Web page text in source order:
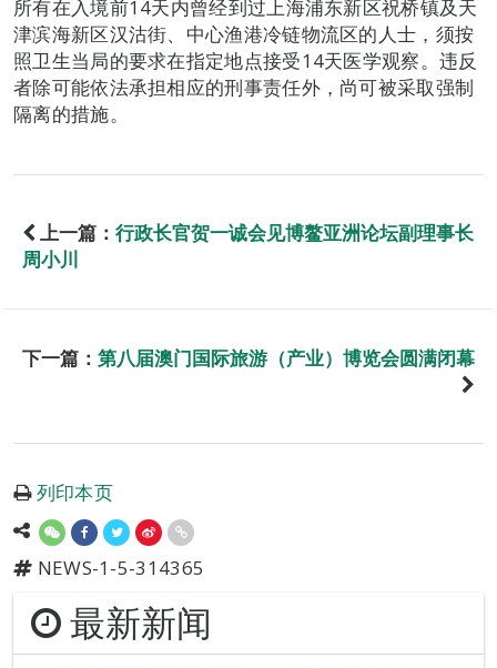
所有在入境前14天内曾经到过上海浦东新区祝桥镇及天
津滨海新区汉沽街、中心渔港冷链物流区的人士，须按
照卫生当局的要求在指定地点接受14天医学观察。违反
者除可能依法承担相应的刑事责任外，尚可被采取强制
隔离的措施。
上一篇： 行政长官贺一诚会见博鳌亚洲论坛副理事长
周小川
下一篇： 第八届澳门国际旅游（产业）博览会圆满闭幕
列印本页
NEWS-1-5-314365
最新新闻